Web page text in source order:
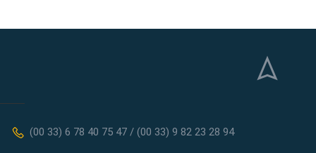
(00 33) 6 78 40 75 47 / (00 33) 9 82 23 28 94